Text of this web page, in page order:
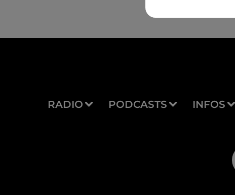
RADIO PODCASTS INFOS